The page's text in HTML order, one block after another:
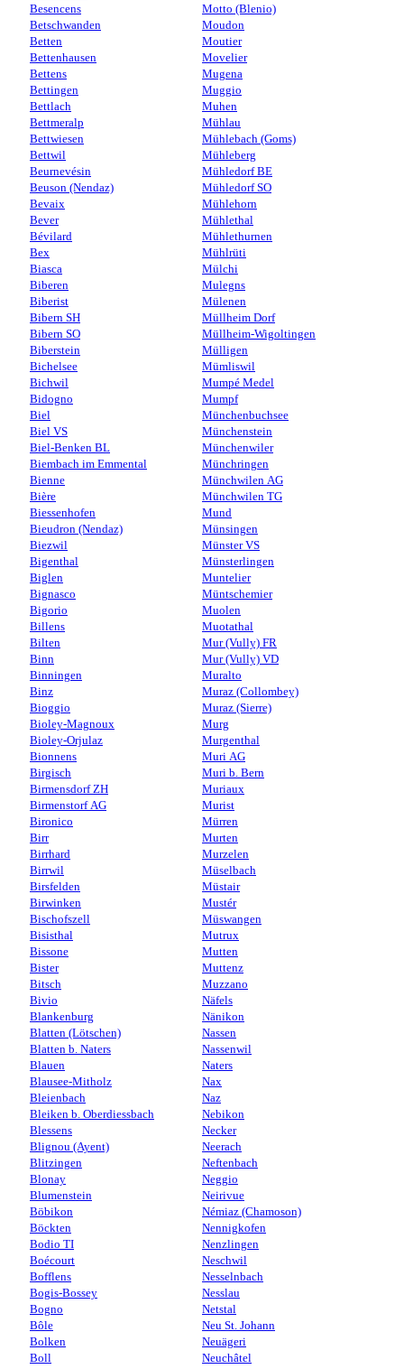
Besencens
Betschwanden
Betten
Bettenhausen
Bettens
Bettingen
Bettlach
Bettmeralp
Bettwiesen
Bettwil
Beurnevésin
Beuson (Nendaz)
Bevaix
Bever
Bévilard
Bex
Biasca
Biberen
Biberist
Bibern SH
Bibern SO
Biberstein
Bichelsee
Bichwil
Bidogno
Biel
Biel VS
Biel-Benken BL
Biembach im Emmental
Bienne
Bière
Biessenhofen
Bieudron (Nendaz)
Biezwil
Bigenthal
Biglen
Bignasco
Bigorio
Billens
Bilten
Binn
Binningen
Binz
Bioggio
Bioley-Magnoux
Bioley-Orjulaz
Bionnens
Birgisch
Birmensdorf ZH
Birmenstorf AG
Bironico
Birr
Birrhard
Birrwil
Birsfelden
Birwinken
Bischofszell
Bisisthal
Bissone
Bister
Bitsch
Bivio
Blankenburg
Blatten (Lötschen)
Blatten b. Naters
Blauen
Blausee-Mitholz
Bleienbach
Bleiken b. Oberdiessbach
Blessens
Blignou (Ayent)
Blitzingen
Blonay
Blumenstein
Böbikon
Böckten
Bodio TI
Boécourt
Bofflens
Bogis-Bossey
Bogno
Bôle
Bolken
Boll
Motto (Blenio)
Moudon
Moutier
Movelier
Mugena
Muggio
Muhen
Mühlau
Mühlebach (Goms)
Mühleberg
Mühledorf BE
Mühledorf SO
Mühlehorn
Mühlethal
Mühlethurnen
Mühlrüti
Mülchi
Mulegns
Mülenen
Müllheim Dorf
Müllheim-Wigoltingen
Mülligen
Mümliswil
Mumpé Medel
Mumpf
Münchenbuchsee
Münchenstein
Münchenwiler
Münchringen
Münchwilen AG
Münchwilen TG
Mund
Münsingen
Münster VS
Münsterlingen
Muntelier
Müntschemier
Muolen
Muotathal
Mur (Vully) FR
Mur (Vully) VD
Muralto
Muraz (Collombey)
Muraz (Sierre)
Murg
Murgenthal
Muri AG
Muri b. Bern
Muriaux
Murist
Mürren
Murten
Murzelen
Müselbach
Müstair
Mustér
Müswangen
Mutrux
Mutten
Muttenz
Muzzano
Näfels
Nänikon
Nassen
Nassenwil
Naters
Nax
Naz
Nebikon
Necker
Neerach
Neftenbach
Neggio
Neirivue
Némiaz (Chamoson)
Nennigkofen
Nenzlingen
Neschwil
Nesselnbach
Nesslau
Netstal
Neu St. Johann
Neuägeri
Neuchâtel